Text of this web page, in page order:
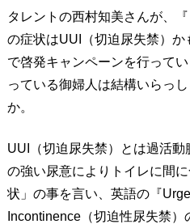
タレントの西村知美さんが、
の症状はUUI（切迫尿失禁）
で啓発キャンペーンを行って
っている御婦人は結構いらっ
か。
UUI（切迫尿失禁）とは過活
の強い尿意によりトイレに間
状」の事を言い、英語の『
Incontinence（切迫性尿失禁